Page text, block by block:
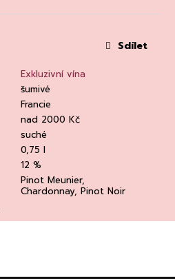
Exkluzivní vína
šumivé
Francie
nad 2000 Kč
suché
0,75 l
12 %
Pinot Meunier,
Chardonnay, Pinot Noir
Sdílet